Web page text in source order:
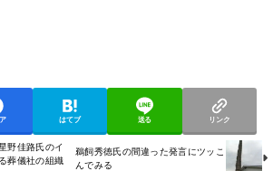
はてブ 送る リンク
野佳路氏のイ
葬儀社の組織
鵜飼秀徳氏の間違った発言にツッこ
んでみる